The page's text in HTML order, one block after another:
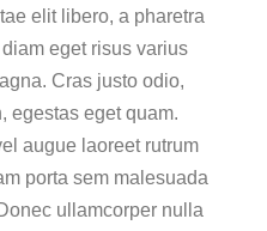
elit libero, a pharetra
eget risus varius
Cras justo odio,
egestas eget quam.
augue laoreet rutrum
porta sem malesuada
ullamcorper nulla